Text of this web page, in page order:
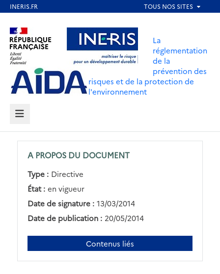
contenu
principal
Aller au contenu Aller au menu
Aller au pied de page
La
réglementation
de la
prévention des
risques et de la protection de
l'environnement
MENU
A PROPOS DU DOCUMENT
Type : Directive
État : en vigueur
Date de signature : 13/03/2014
Date de publication : 20/05/2014
Contenus liés